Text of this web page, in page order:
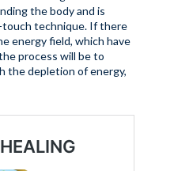
the body and is
touch technique. If there
energy field, which have
process will be to
the depletion of energy,